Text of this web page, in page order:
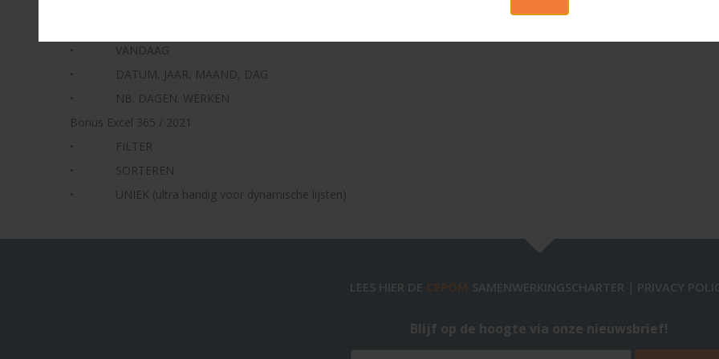
• VANDAAG
• DATUM, JAAR, MAAND, DAG
• NB. DAGEN. WERKEN
Bonus Excel 365 / 2021
• FILTER
• SORTEREN
• UNIEK (ultra handig voor dynamische lijsten)
LEES HIER DE CEPOM SAMENWERKINGSCHARTER | PRIVACY
Blijf op de hoogte via onze nieuwsbrief!